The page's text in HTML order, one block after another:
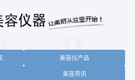
美容仪产品
美容资讯